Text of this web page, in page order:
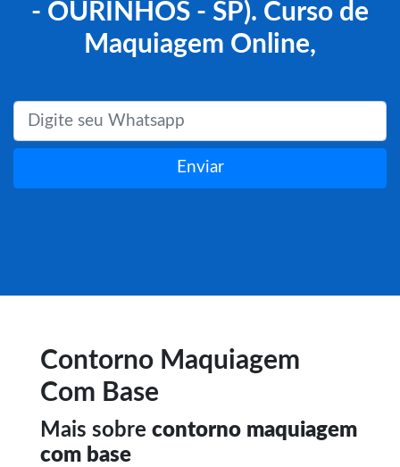
- OURINHOS - SP). Curso de
Maquiagem Online,
Enviar
Contorno Maquiagem
Com Base
Mais sobre contorno maquiagem
com base